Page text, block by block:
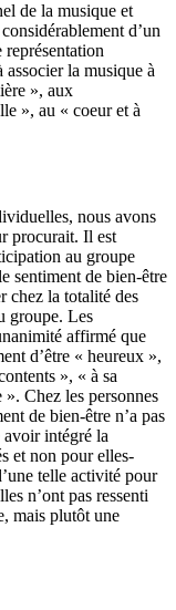
de la musique et
d’un
représentation
la musique à
», aux
», au « coeur et à
nous avons
procurait. Il est
au groupe
sentiment de bien-être
chez la totalité des
groupe. Les
affirmé que
d’être « heureux »,
», « à sa
Chez les personnes
de bien-être n’a pas
avoir intégré la
et non pour elles-
telle activité pour
n’ont pas ressenti
mais plutôt une